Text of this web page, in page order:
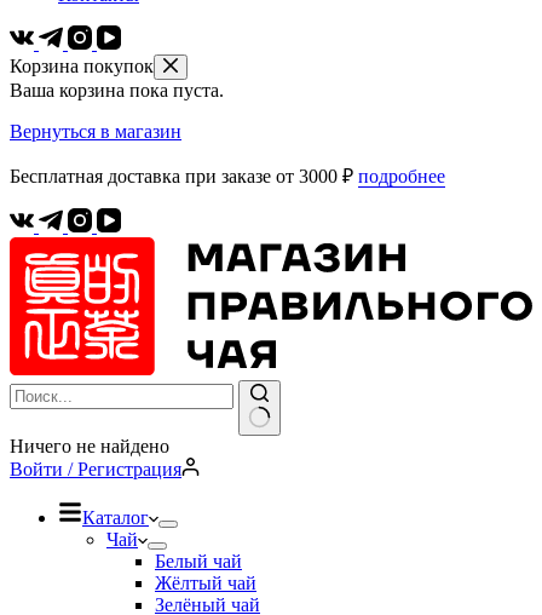
Корзина покупок
Ваша корзина пока пуста.
Вернуться в магазин
Бесплатная доставка при заказе от 3000 ₽ подробнее
Ничего не найдено
Войти / Регистрация
Каталог
Чай
Белый чай
Жёлтый чай
Зелёный чай